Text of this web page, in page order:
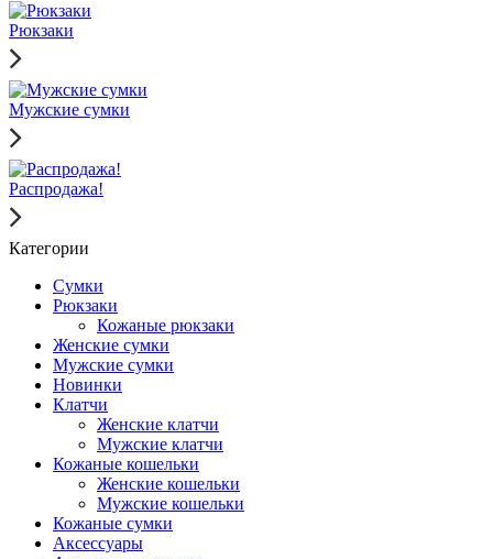
Рюкзаки
Мужские сумки
Распродажа!
Категории
Сумки
Рюкзаки
Кожаные рюкзаки
Женские сумки
Мужские сумки
Новинки
Клатчи
Женские клатчи
Мужские клатчи
Кожаные кошельки
Женские кошельки
Мужские кошельки
Кожаные сумки
Аксессуары